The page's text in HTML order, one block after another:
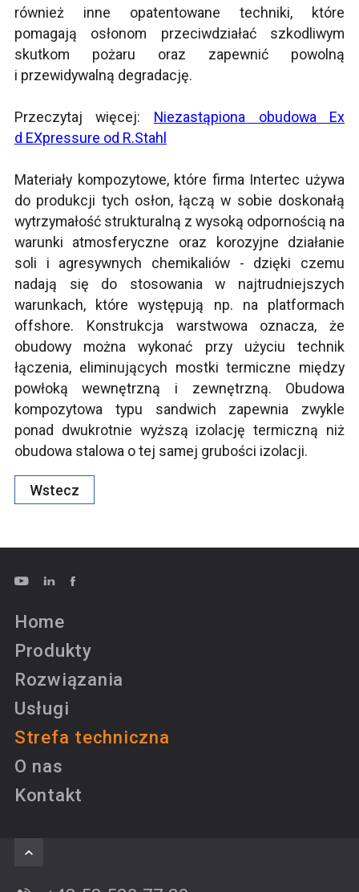
również inne opatentowane techniki, które
pomagają osłonom przeciwdziałać szkodliwym
skutkom pożaru oraz zapewnić powolną
i przewidywalną degradację.
Przeczytaj więcej: Niezastąpiona obudowa Ex
d EXpressure od R.Stahl
Materiały kompozytowe, które firma Intertec używa
do produkcji tych osłon, łączą w sobie doskonałą
wytrzymałość strukturalną z wysoką odpornością na
warunki atmosferyczne oraz korozyjne działanie
soli i agresywnych chemikaliów - dzięki czemu
nadają się do stosowania w najtrudniejszych
warunkach, które występują np. na platformach
offshore. Konstrukcja warstwowa oznacza, że
obudowy można wykonać przy użyciu technik
łączenia, eliminujących mostki termiczne między
powłoką wewnętrzną i zewnętrzną. Obudowa
kompozytowa typu sandwich zapewnia zwykle
ponad dwukrotnie wyższą izolację termiczną niż
obudowa stalowa o tej samej grubości izolacji.
Wstecz
Home
Produkty
Rozwiązania
Usługi
Strefa techniczna
O nas
Kontakt